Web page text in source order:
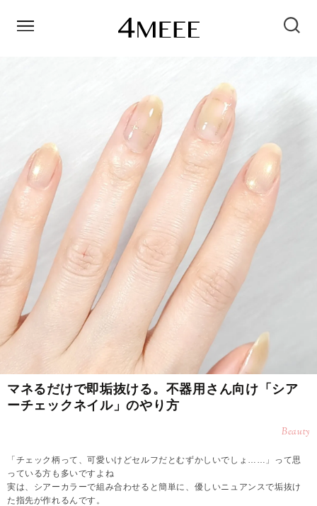
マネるだけで即垢抜ける。不器用さん向け「シア
ーチェックネイル」のやり方
Beauty
「チェック柄って、可愛いけどセルフだとむずかしいでしょ……」って思
っている方も多いですよね
実は、シアーカラーで組み合わせると簡単に、優しいニュアンスで垢抜け
た指先が作れるんです。